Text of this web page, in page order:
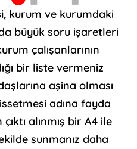
, kurum ve kurumdaki
büyük soru işaretleri
çalışanlarının
bir liste vermeniz
aşina olması
adına fayda
alınmış bir A4 ile
sunmanız daha